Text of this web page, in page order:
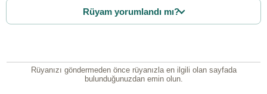
Rüyam yorumlandı mı?
Rüyanızı göndermeden önce rüyanızla en ilgili olan sayfada
bulunduğunuzdan emin olun.